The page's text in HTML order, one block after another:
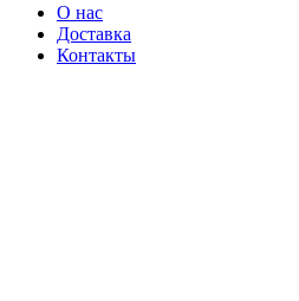
О нас
Доставка
Контакты